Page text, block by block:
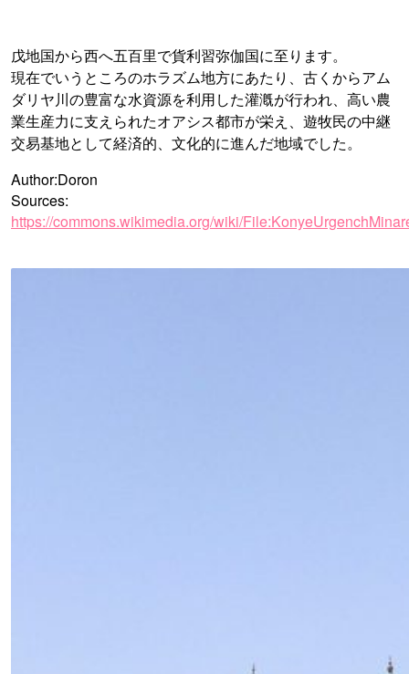
戊地国から西へ五百里で貨利習弥伽国に至ります。
現在でいうところのホラズム地方にあたり、古くからアム
ダリヤ川の豊富な水資源を利用した灌漑が行われ、高い農
業生産力に支えられたオアシス都市が栄え、遊牧民の中継
交易基地として経済的、文化的に進んだ地域でした。
Author:Doron
Sources:
https://commons.wikimedia.org/wiki/